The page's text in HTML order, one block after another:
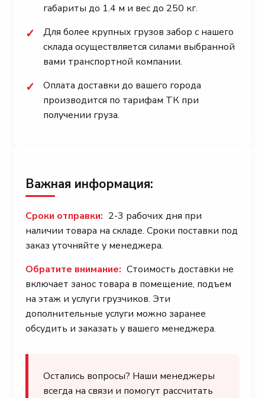
габариты до 1.4 м и вес до 250 кг.
✓
Для более крупных грузов забор с нашего
склада осуществляется силами выбранной
вами транспортной компании.
✓
Оплата доставки до вашего города
производится по тарифам ТК при
получении груза.
Важная информация:
Сроки отправки: 2-3 рабочих дня при
наличии товара на складе. Сроки поставки под
заказ уточняйте у менеджера.
Обратите внимание: Стоимость доставки не
включает занос товара в помещение, подъем
на этаж и услуги грузчиков. Эти
дополнительные услуги можно заранее
обсудить и заказать у вашего менеджера.
Остались вопросы? Наши менеджеры
всегда на связи и помогут рассчитать